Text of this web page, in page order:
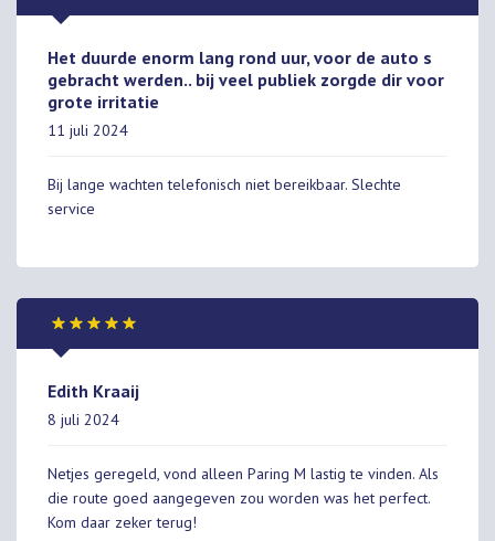
Het duurde enorm lang rond uur, voor de auto s
gebracht werden.. bij veel publiek zorgde dir voor
grote irritatie
11 juli 2024
Bij lange wachten telefonisch niet bereikbaar. Slechte
service
Edith Kraaij
8 juli 2024
Netjes geregeld, vond alleen Paring M lastig te vinden. Als
die route goed aangegeven zou worden was het perfect.
Kom daar zeker terug!